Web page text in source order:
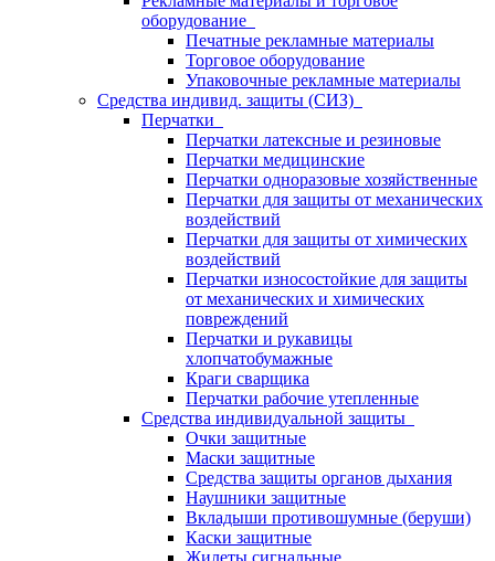
оборудование
Печатные рекламные материалы
Торговое оборудование
Упаковочные рекламные материалы
Средства индивид. защиты (СИЗ)
Перчатки
Перчатки латексные и резиновые
Перчатки медицинские
Перчатки одноразовые хозяйственные
Перчатки для защиты от механических
воздействий
Перчатки для защиты от химических
воздействий
Перчатки износостойкие для защиты
от механических и химических
повреждений
Перчатки и рукавицы
хлопчатобумажные
Краги сварщика
Перчатки рабочие утепленные
Средства индивидуальной защиты
Очки защитные
Маски защитные
Средства защиты органов дыхания
Наушники защитные
Вкладыши противошумные (беруши)
Каски защитные
Жилеты сигнальные